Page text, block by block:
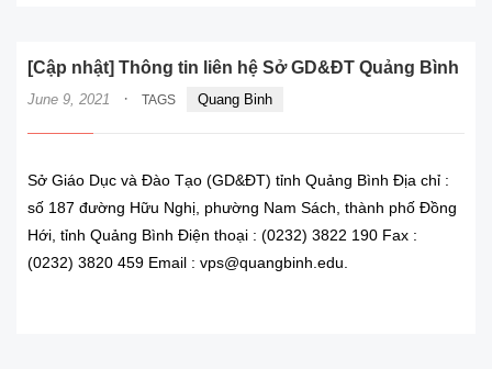
[Cập nhật] Thông tin liên hệ Sở GD&ĐT Quảng Bình
June 9, 2021 · TAGS Quang Binh
Sở Giáo Dục và Đào Tạo (GD&ĐT) tỉnh Quảng Bình Địa chỉ :
số 187 đường Hữu Nghị, phường Nam Sách, thành phố Đồng
Hới, tỉnh Quảng Bình Điện thoại : (0232) 3822 190 Fax :
(0232) 3820 459 Email : vps@quangbinh.edu.